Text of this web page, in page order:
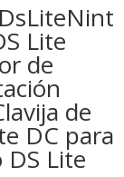
Lite
de
de
DC para
DS Lite